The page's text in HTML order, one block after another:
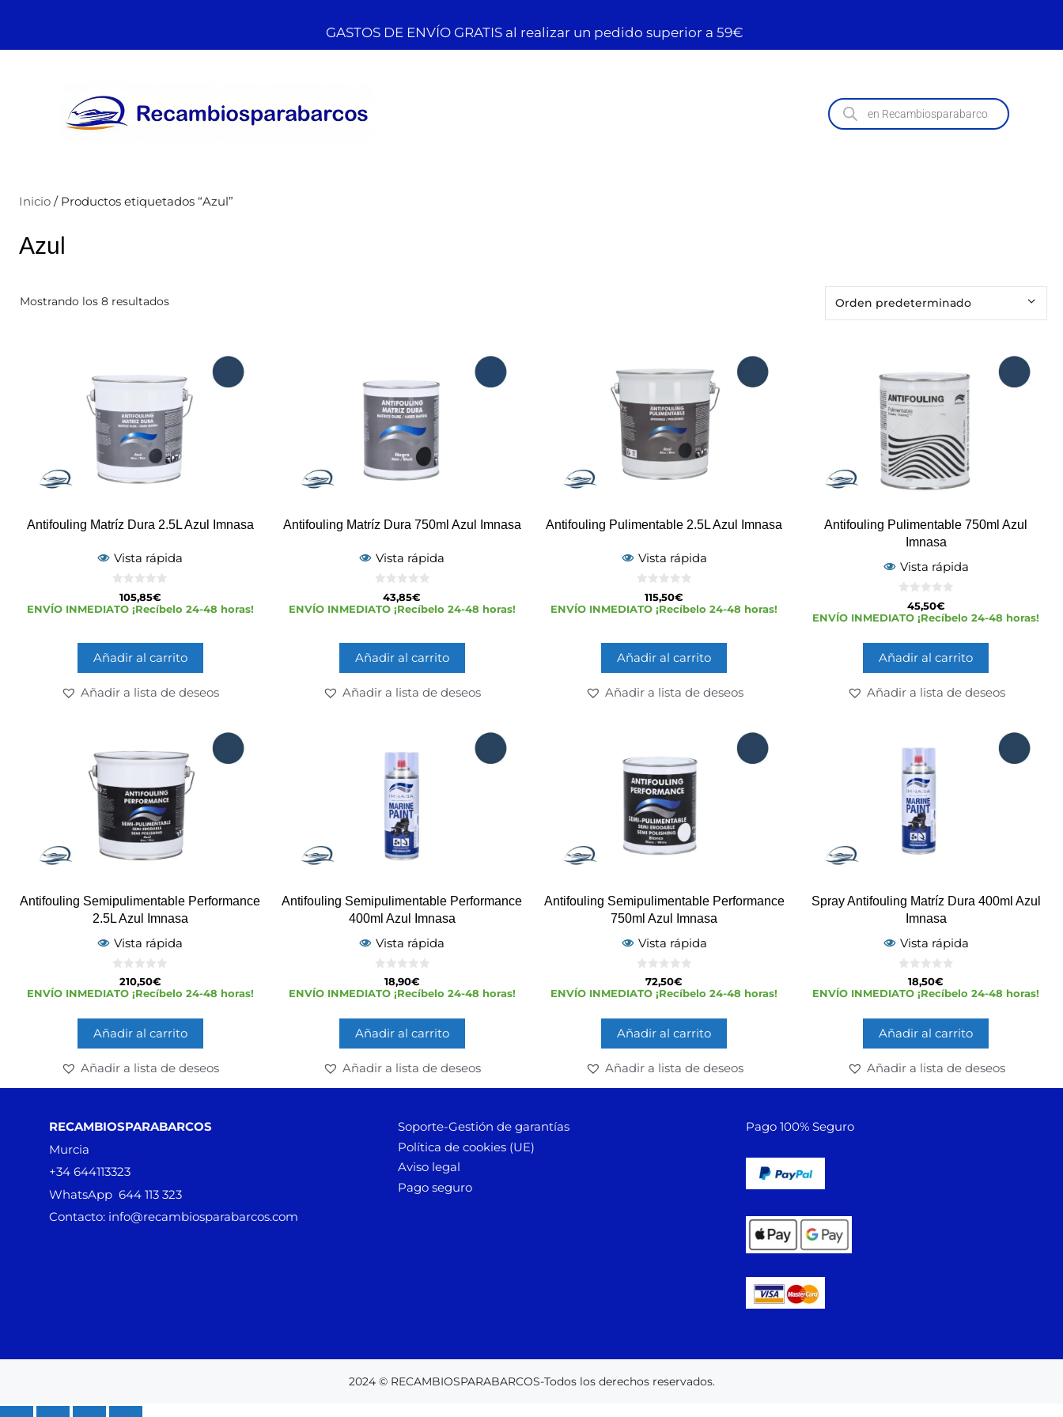
GASTOS DE ENVÍO GRATIS al realizar un pedido superior a 59€
Inicio / Productos etiquetados “Azul”
Azul
Mostrando los 8 resultados
Antifouling Matríz Dura 2.5L Azul Imnasa
Vista rápida
e
105,85€
ENVÍO INMEDIATO ¡Recíbelo 24-48 horas!
Añadir al carrito
Añadir a lista de deseos
Antifouling Matríz Dura 750ml Azul Imnasa
Vista rápida
e
43,85€
ENVÍO INMEDIATO ¡Recíbelo 24-48 horas!
Añadir al carrito
Añadir a lista de deseos
Antifouling Pulimentable 2.5L Azul Imnasa
Vista rápida
e
115,50€
ENVÍO INMEDIATO ¡Recíbelo 24-48 horas!
Añadir al carrito
Añadir a lista de deseos
Antifouling Pulimentable 750ml Azul
Imnasa
Vista rápida
e
45,50€
ENVÍO INMEDIATO ¡Recíbelo 24-48 horas!
Añadir al carrito
Añadir a lista de deseos
Antifouling Semipulimentable Performance
2.5L Azul Imnasa
Vista rápida
e
210,50€
ENVÍO INMEDIATO ¡Recíbelo 24-48 horas!
Añadir al carrito
Añadir a lista de deseos
Antifouling Semipulimentable Performance
400ml Azul Imnasa
Vista rápida
e
18,90€
ENVÍO INMEDIATO ¡Recíbelo 24-48 horas!
Añadir al carrito
Añadir a lista de deseos
Antifouling Semipulimentable Performance
750ml Azul Imnasa
Vista rápida
e
72,50€
ENVÍO INMEDIATO ¡Recíbelo 24-48 horas!
Añadir al carrito
Añadir a lista de deseos
Spray Antifouling Matríz Dura 400ml Azul
Imnasa
Vista rápida
e
18,50€
ENVÍO INMEDIATO ¡Recíbelo 24-48 horas!
Añadir al carrito
Añadir a lista de deseos
RECAMBIOSPARABARCOS
Murcia
+34 644113323
WhatsApp 644 113 323
Contacto: info@recambiosparabarcos.com
Soporte-Gestión de garantías
Política de cookies (UE)
Aviso legal
Pago seguro
Pago 100% Seguro
2024 © RECAMBIOSPARABARCOS-Todos los derechos reservados.